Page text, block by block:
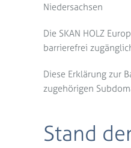
Niedersachsen
Die SKAN HOLZ
barrierefrei
Diese Erklärung zur
zugehörigen
Stand